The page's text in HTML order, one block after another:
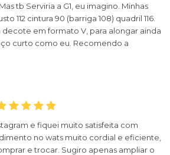
tb Serviria a G1, eu imagino. Minhas
112 cintura 90 (barriga 108) quadril 116.
decote em formato V, para alongar ainda
curto como eu. Recomendo a
e fiquei muito satisfeita com
no wats muito cordial e eficiente,
e trocar. Sugiro apenas ampliar o